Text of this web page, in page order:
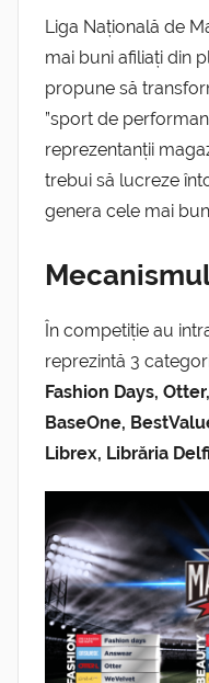
Liga Națională de
mai buni afiliați din
propune să
”sport de
reprezentanții
trebui să lucreze
genera cele mai
În competiție au
reprezintă 3
Fashion Days,
BaseOne,
Librex, Librăria